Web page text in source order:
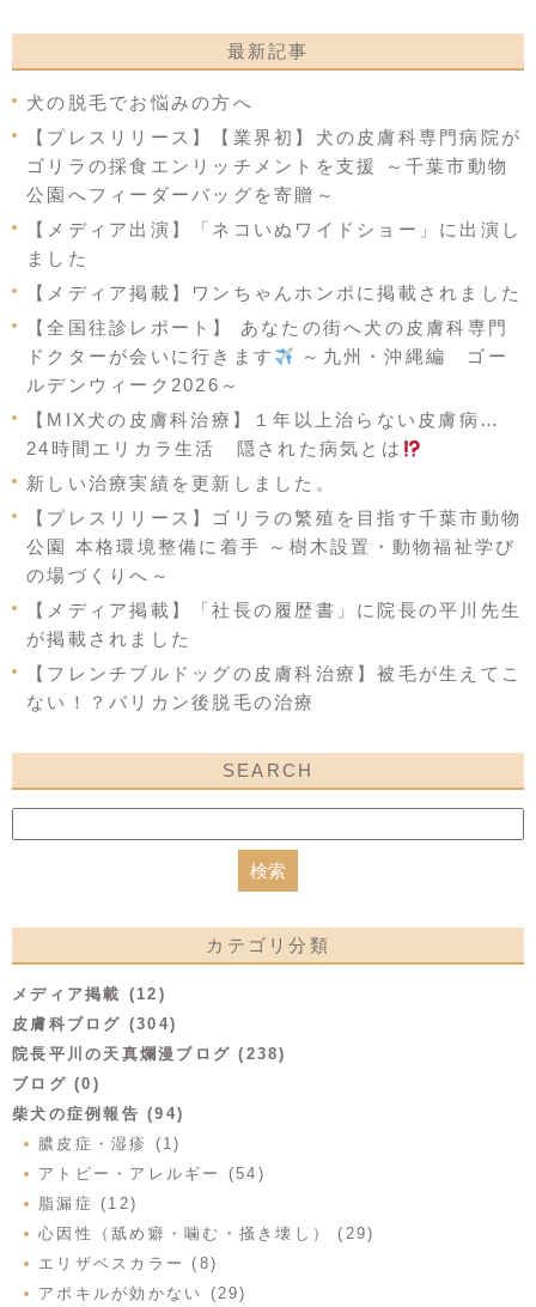
最新記事
犬の脱毛でお悩みの方へ
【プレスリリース】【業界初】犬の皮膚科専門病院が
ゴリラの採食エンリッチメントを支援 ～千葉市動物
公園へフィーダーバッグを寄贈～
【メディア出演】「ネコいぬワイドショー」に出演し
ました
【メディア掲載】ワンちゃんホンポに掲載されました
【全国往診レポート】 あなたの街へ犬の皮膚科専門
ドクターが会いに行きます
～九州・沖縄編 ゴー
ルデンウィーク2026～
【MIX犬の皮膚科治療】１年以上治らない皮膚病…
24時間エリカラ生活 隠された病気とは
新しい治療実績を更新しました。
【プレスリリース】ゴリラの繁殖を目指す千葉市動物
公園 本格環境整備に着手 ～樹木設置・動物福祉学び
の場づくりへ～
【メディア掲載】「社長の履歴書」に院長の平川先生
が掲載されました
【フレンチブルドッグの皮膚科治療】被毛が生えてこ
ない！？バリカン後脱毛の治療
SEARCH
カテゴリ分類
メディア掲載 (12)
皮膚科ブログ (304)
院長平川の天真爛漫ブログ (238)
ブログ (0)
柴犬の症例報告 (94)
膿皮症・湿疹 (1)
アトピー・アレルギー (54)
脂漏症 (12)
心因性（舐め癖・噛む・掻き壊し） (29)
エリザベスカラー (8)
アポキルが効かない (29)